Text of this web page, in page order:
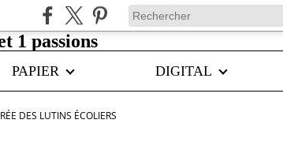
PAPIER DIGITAL
DES LUTINS ÉCOLIERS